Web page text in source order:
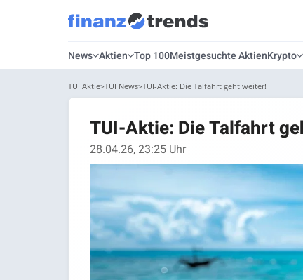
News Aktien Top 100Meistgesuchte AktienKrypto
TUI Aktie TUI News TUI-Aktie: Die Talfahrt geht weiter!
TUI-Aktie: Die Talfahrt
28.04.26, 23:25 Uhr